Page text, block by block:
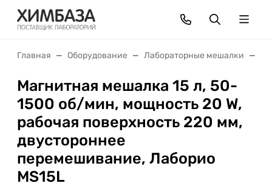
Главная Оборудование Лабораторные мешалки
Магнитная мешалка 15 л, 50-
1500 об/мин, мощность 20 W,
рабочая поверхность 220 мм,
двустороннее
перемешивание, Лаборио
MS15L